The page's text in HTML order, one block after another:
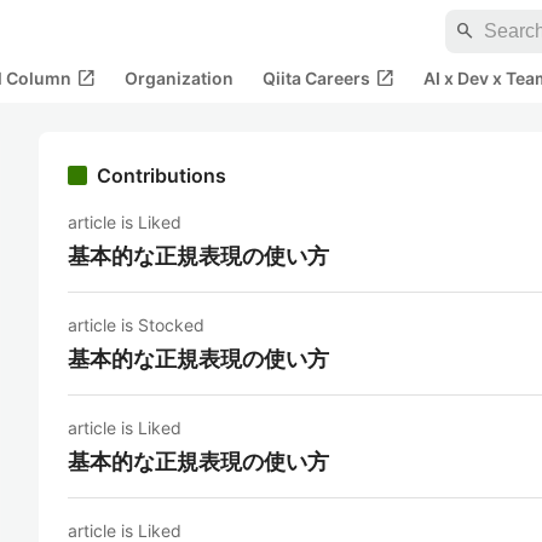
search
Column open_in_new Organization Qiita Careers open_in_new AI x Dev x
Contributions
article is Liked
基本的な正規表現の使い方
article is Stocked
基本的な正規表現の使い方
article is Liked
基本的な正規表現の使い方
article is Liked